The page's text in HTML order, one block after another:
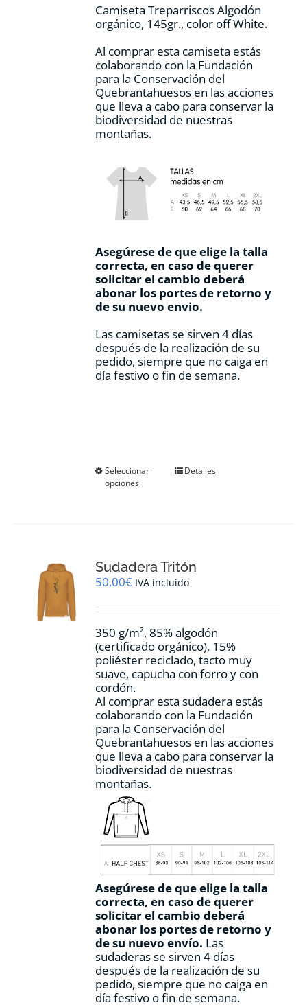
de
producto
Camiseta Treparriscos Algodón
orgánico, 145gr., color off White.
Al comprar esta camiseta estás
colaborando con la Fundación
para la Conservación del
Quebrantahuesos en las acciones
que lleva a cabo para conservar la
biodiversidad de nuestras
montañas.
Asegúrese de que elige la talla
correcta, en caso de querer
solicitar el cambio deberá
abonar los portes de retorno y
de su nuevo envio.
Las camisetas se sirven 4 días
después de la realización de su
pedido, siempre que no caiga en
día festivo o fin de semana.
Seleccionar
opciones
Este
se
pueden
en
página
de
producto
Detalles
Sudadera Tritón
50,00€ IVA incluido
350 g/m², 85% algodón
(certificado orgánico), 15%
poliéster reciclado, tacto muy
suave, capucha con forro y con
cordón.
Al comprar esta sudadera estás
colaborando con la Fundación
para la Conservación del
Quebrantahuesos en las acciones
que lleva a cabo para conservar la
biodiversidad de nuestras
montañas.
Asegúrese de que elige la talla
correcta, en caso de querer
solicitar el cambio deberá
abonar los portes de retorno y
de su nuevo envío. Las
sudaderas se sirven 4 días
después de la realización de su
pedido, siempre que no caiga en
día festivo o fin de semana.